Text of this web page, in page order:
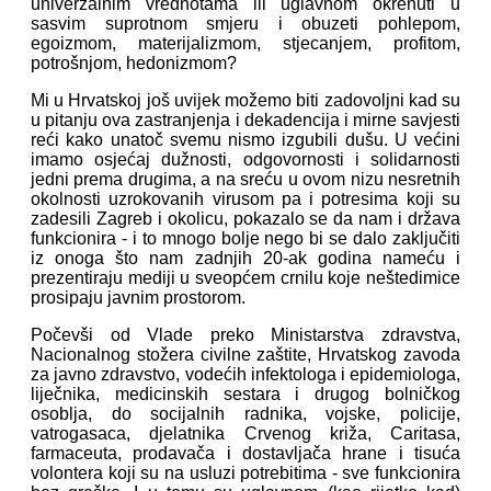
sasvim suprotnom smjeru i obuzeti pohlepom,
egoizmom, materijalizmom, stjecanjem, profitom,
potrošnjom, hedonizmom?
Mi u Hrvatskoj još uvijek možemo biti zadovoljni kad su
u pitanju ova zastranjenja i dekadencija i mirne savjesti
reći kako unatoč svemu nismo izgubili dušu. U većini
imamo osjećaj dužnosti, odgovornosti i solidarnosti
jedni prema drugima, a na sreću u ovom nizu nesretnih
okolnosti uzrokovanih virusom pa i potresima koji su
zadesili Zagreb i okolicu, pokazalo se da nam i država
funkcionira - i to mnogo bolje nego bi se dalo zaključiti
iz onoga što nam zadnjih 20-ak godina nameću i
prezentiraju mediji u sveopćem crnilu koje neštedimice
prosipaju javnim prostorom.
Počevši od Vlade preko Ministarstva zdravstva,
Nacionalnog stožera civilne zaštite, Hrvatskog zavoda
za javno zdravstvo, vodećih infektologa i epidemiologa,
liječnika, medicinskih sestara i drugog bolničkog
osoblja, do socijalnih radnika, vojske, policije,
vatrogasaca, djelatnika Crvenog križa, Caritasa,
farmaceuta, prodavača i dostavljača hrane i tisuća
volontera koji su na usluzi potrebitima - sve funkcionira